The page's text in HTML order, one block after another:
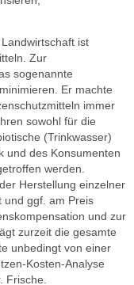
ist
Zur
sogenannte
Er machte
immer
sowohl für die
(Trinkwasser)
und des Konsumenten
werden.
Herstellung einzelner
und ggf. am Preis
und zur
zurzeit die gesamte
unbedingt von einer
Kosten-Analyse
Frische.